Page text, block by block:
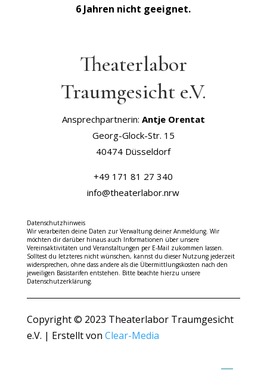
6 Jahren nicht geeignet.
Theaterlabor
Traumgesicht e.V.
Ansprechpartnerin: Antje Orentat
Georg-Glock-Str. 15
40474 Düsseldorf
+49 171 81 27 340
info@theaterlabor.nrw
Datenschutzhinweis
Wir verarbeiten deine Daten zur Verwaltung deiner Anmeldung. Wir
möchten dir darüber hinaus auch Informationen über unsere
Vereinsaktivitäten und Veranstaltungen per E-Mail zukommen lassen.
Solltest du letzteres nicht wünschen, kannst du dieser Nutzung jederzeit
widersprechen, ohne dass andere als die Übermittlungskosten nach den
jeweiligen Basistarifen entstehen. Bitte beachte hierzu unsere
Datenschutzerklärung.
Copyright © 2023 Theaterlabor Traumgesicht
e.V. | Erstellt von Clear-Media